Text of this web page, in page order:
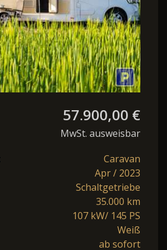
57.900,00 €
MwSt. ausweisbar
Caravan
Apr / 2023
Schaltgetriebe
35.000 km
107 kW/ 145 PS
Weiß
ab sofort